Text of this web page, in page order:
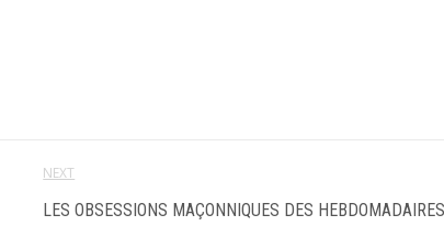
NEXT
LES OBSESSIONS MAÇONNIQUES DES